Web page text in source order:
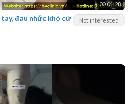
00:01:28
Not interested
đau nhức khó cử